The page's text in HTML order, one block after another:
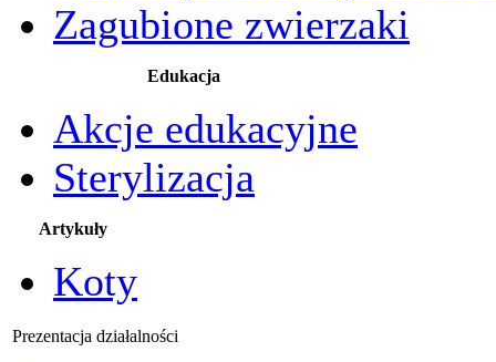
Zagubione zwierzaki
Edukacja
Akcje edukacyjne
Sterylizacja
Artykuły
Koty
Prezentacja działalności